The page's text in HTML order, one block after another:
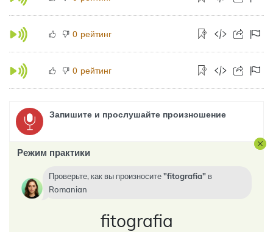
0 рейтинг
0 рейтинг
Запишите и прослушайте произношение
Режим практики
Проверьте, как вы произносите fitografia
в
Romanian
fitografia